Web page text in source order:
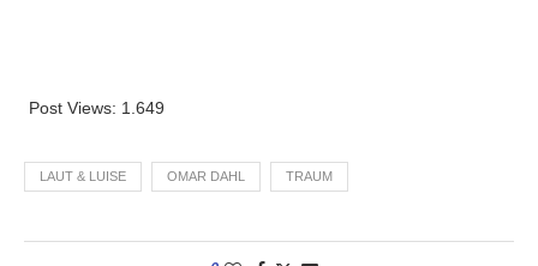
Post Views: 1.649
LAUT & LUISE OMAR DAHL TRAUM